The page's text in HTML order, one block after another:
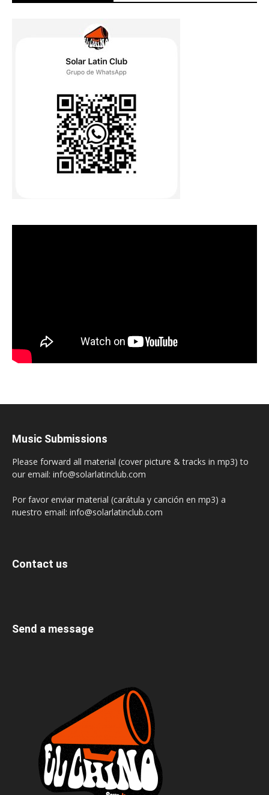
Music Submissions
Please forward all material (cover picture & tracks in mp3) to
our email: info@solarlatinclub.com
Por favor enviar material (carátula y canción en mp3) a
nuestro email: info@solarlatinclub.com
Contact us
Send a message